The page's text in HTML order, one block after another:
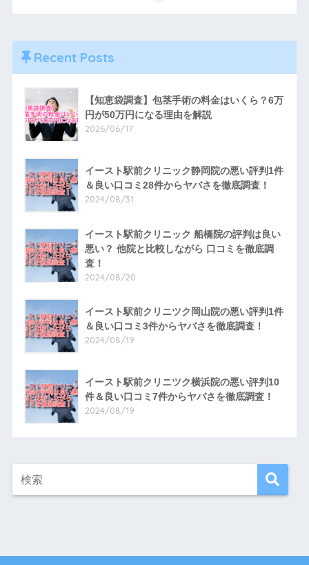
Recent Posts
【知恵袋調査】包茎手術の料金はいくら？6万
円が50万円になる理由を解説
2026/06/17
イースト駅前クリニック静岡院の悪い評判1件
＆良い口コミ28件からヤバさを徹底調査！
2024/08/31
イースト駅前クリニック 船橋院の評判は良い
悪い？ 他院と比較しながら 口コミを徹底調
査！
2024/08/20
イースト駅前クリニツク岡山院の悪い評判1件
＆良い口コミ3件からヤバさを徹底調査！
2024/08/19
イースト駅前クリニツク横浜院の悪い評判10
件＆良い口コミ7件からヤバさを徹底調査！
2024/08/19